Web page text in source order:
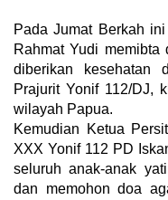
​Pada Jumat Berkah
Rahmat Yudi
diberikan kesehatan
Prajurit Yonif 112/DJ,
wilayah Papua.
Kemudian Ketua
XXX Yonif 112 PD
seluruh anak-anak
dan memohon doa